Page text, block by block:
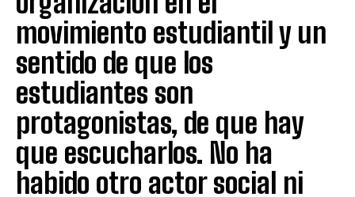
movimiento estudiantil y un
sentido de que los
estudiantes son
protagonistas, de que hay
que escucharlos. No ha
habido otro actor social ni